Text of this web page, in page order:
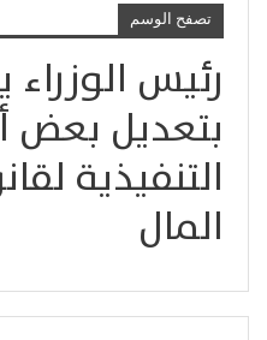
تصفح الوسم
رئيس الوزراء
بتعديل بعض
التنفيذية
المال